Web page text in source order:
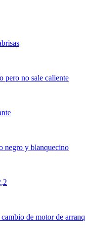
pero no sale caliente
negro y blanquecino
de motor de